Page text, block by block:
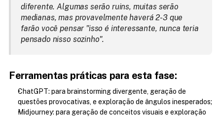
diferente. Algumas serão ruins, muitas serão
medianas, mas provavelmente haverá 2-3 que
farão você pensar "isso é interessante, nunca teria
pensado nisso sozinho".
Ferramentas práticas para esta fase:
ChatGPT: para brainstorming divergente, geração de
questões provocativas, e exploração de ângulos inesperados;
Midjourney: para geração de conceitos visuais e exploração